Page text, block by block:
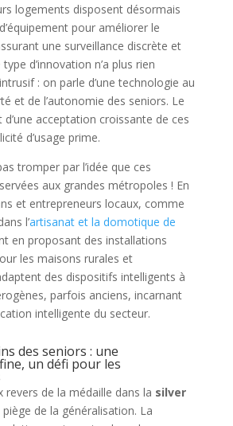
logements disposent désormais
pour améliorer le
une surveillance discrète et
d’innovation n’a plus rien
: on parle d’une technologie au
et de l’autonomie des seniors. Le
acceptation croissante de ces
d’usage prime.
tromper par l’idée que ces
aux grandes métropoles ! En
et entrepreneurs locaux, comme
l’artisanat et la domotique de
en proposant des installations
les maisons rurales et
des dispositifs intelligents à
parfois anciens, incarnant
intelligente du secteur.
des seniors : une
un défi pour les
revers de la médaille dans la silver
piège de la généralisation. La